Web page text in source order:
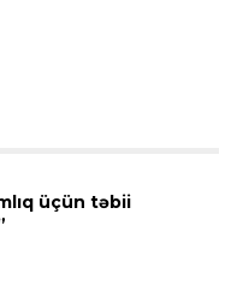
futbolçusunu
üçün təbii